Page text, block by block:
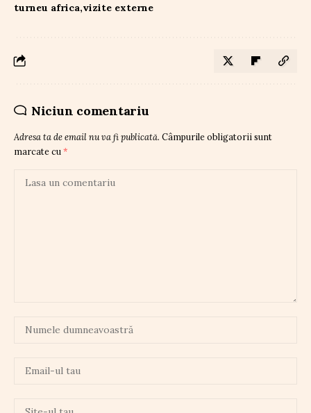
turneu africa vizite externe
Niciun comentariu
Adresa ta de email nu va fi publicată. Câmpurile obligatorii sunt
marcate cu *